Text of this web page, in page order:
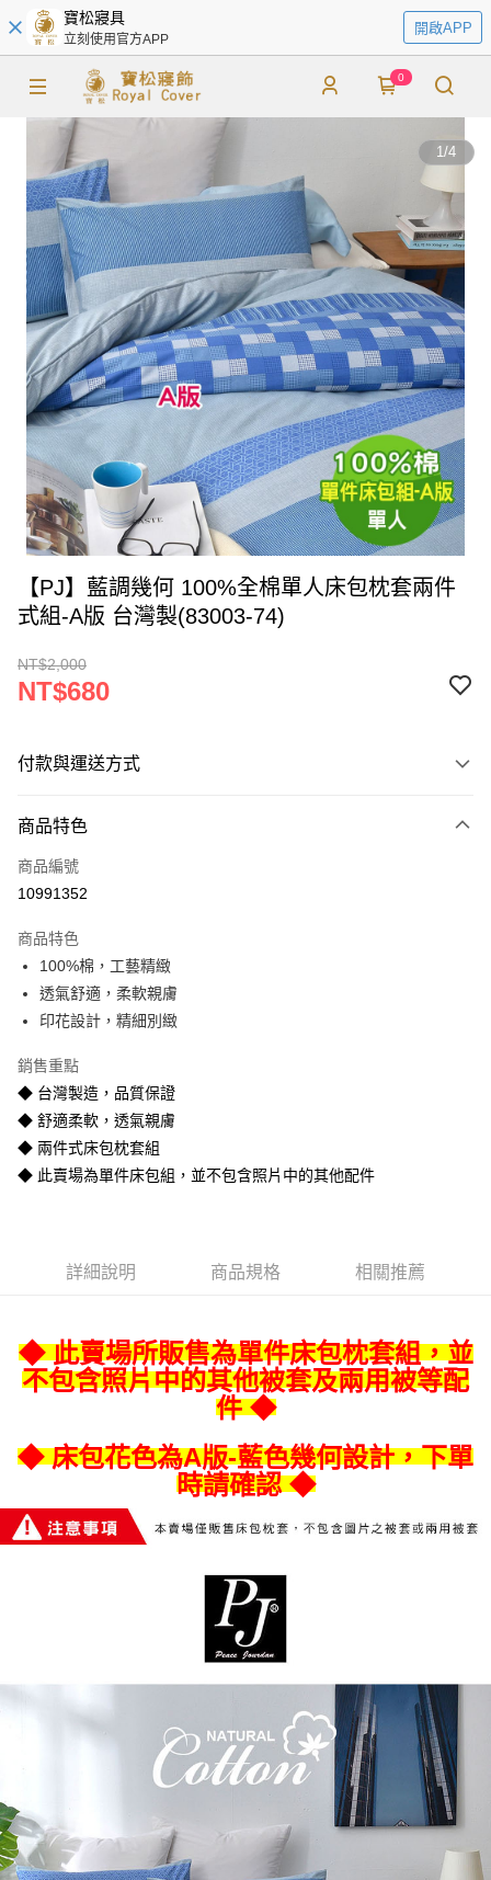
寶松寢具
立刻使用官方APP
開啟APP
0
1/4
【PJ】藍調幾何 100%全棉單人床包枕套兩件
式組-A版 台灣製(83003-74)
NT$2,000
NT$680
付款與運送方式
信用卡一次付款
LINE Pay
街口支付
悠遊付
全盈+PAY
AFTEE先享後付
相關說明
【關於「AFTEE先享後付」】
３．安心：先確認商品／服務後，再付款。
結帳頁面，進行簡訊認證並確認金額後，即可完成結帳。
２．訂單成立數日內，您將收到繳費通知簡訊。
３．收到繳費通知簡訊後14天內，點擊此簡訊中的連結，可透過四大超商／
ATM／網路銀行／等多元方式進行付款，方視為交易完成。
購買商品的店家。未經商家同意取消之訂單仍視為有效，需透過AFTEE先享
後付繳納相關費用。
※ 交易是否成功請以「AFTEE先享後付 」之結帳頁面顯示為準，若有關於
是否繳費成功／繳費後需取消欲退款等相關疑問，請聯繫「AFTEE先享後付
客戶支援中心」 https://netprotections.freshdesk.com/support/home
１．透過由恩沛科技股份有限公司提供之「AFTEE先享後付」服務完成之交
易，需依本服務之必要範圍內提供個人資料，並將交易相關給付款項請求債
權轉讓予恩沛科技股份有限公司。
２．關於個人資料處理事宜，請瀏覽以下網址：
３．未成年的使用者請事先徵得法定代理人或監護人之同意方可使用
「AFTEE先享後付」，若未經同意申辦者引起之損失，本公司不負相關責
４．使用「AFTEE先享後付」時，將依據個別帳號之用戶狀況，依本公司即
時審查核予不同之上限額度；若仍有額度不足之情形，本公司將視審查結果
請求用戶進行身份認證。
５．嚴禁一人註冊多個帳號或使用他人資訊註冊。若發現惡意使用之情形，
恩沛科技股份有限公司將有權停止該用戶之使用額度並採取法律行動。
宅配-離島
每筆NT$400
商品特色
商品編號
10991352
商品特色
100%棉，工藝精緻
透氣舒適，柔軟親膚
印花設計，精細別緻
銷售重點
◆ 台灣製造，品質保證
◆ 舒適柔軟，透氣親膚
◆ 兩件式床包枕套組
◆ 此賣場為單件床包組，並不包含照片中的其他配件
詳細說明 商品規格 相關推薦
◆ 此賣場所販售為單件床包枕套組，並
不包含照片中的其他被套及兩用被等配
件 ◆
◆ 床包花色為A版-藍色幾何設計，下單
時請確認 ◆